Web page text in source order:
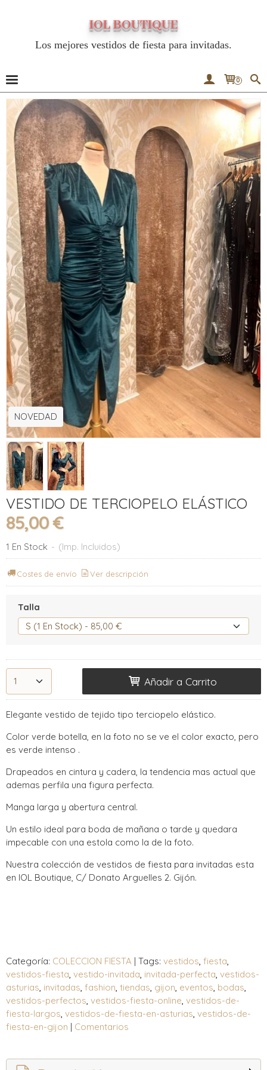
IOL BOUTIQUE
Los mejores vestidos de fiesta para invitadas.
0
NOVEDAD
VESTIDO DE TERCIOPELO ELÁSTICO
85,00 €
1 En Stock - (Imp. Incluidos)
Costes de envío Ver descripción
Talla
Añadir a Carrito
Elegante vestido de tejido tipo terciopelo elástico.
Color verde botella, en la foto no se ve el color exacto, pero
es verde intenso .
Drapeados en cintura y cadera, la tendencia mas actual que
ademas perfila una figura perfecta.
Manga larga y abertura central.
Un estilo ideal para boda de mañana o tarde y quedara
impecable con una estola como la de la foto.
Nuestra colección de vestidos de fiesta para invitadas esta
en IOL Boutique, C/ Donato Arguelles 2. Gijón.
Categoría: COLECCION FIESTA | Tags: vestidos fiesta
vestidos-fiesta vestido-invitada invitada-perfecta vestidos-
asturias invitadas fashion tiendas gijon eventos bodas
vestidos-perfectos vestidos-fiesta-online vestidos-de-
fiesta-largos vestidos-de-fiesta-en-asturias vestidos-de-
fiesta-en-gijon | Comentarios